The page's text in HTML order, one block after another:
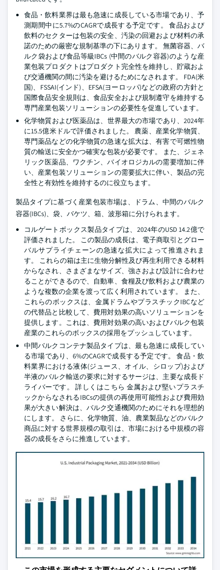
食品・飲料業界は最も急速に成長している市場であり、予
測期間中に5.7%のCAGRで成長する予定です。 食品および
飲料のセクターは包装の安全、汚染の回避および材料の承
諾のための厳密な規制基準の下にあります。 無菌容器、バ
ルク袋および食品等級IBCs (中間のバルク容器)のような産
業包装プロダクトはプロダクト完全性を維持し、貯蔵およ
び交通機関の間に汚染を避けるためになされます。 FDA(米
国)、FSSAI(インド)、EFSA(ヨーロッパ)などの政府の方針と
国際食品安全規則は、食品安全および規制遵守を維持する
専門産業包装ソリューションの必要性を促進しています。
化学物質および医薬品は、世界最大の市場であり、2024年
に15.5億米ドルで評価されました。 農薬、産業化学物質、
専門薬品などの化学物質の急速な拡大は、有害で可燃性物
質の輸送に安全かつ確実な包装が必要です。 また、ジェネ
リック医薬品、ワクチン、バイオロジカルの需要増加に伴
い、産業包装ソリューションの需要拡大に伴い、製品の完
全性と有効性を維持するのに役立ちます。
製品タイプに基づく産業包装市場は、ドラム、中間のバルク
容器(IBCs)、袋、バケツ、箱、波形箱に分けられます。
コルゲートボックス製品タイプは、2024年のUSD 14.2億で
評価されました。 この製品の成長は、電子商取引とグロー
バルサプライチェーンの急速な拡大によって推進されま
す。 これらの箱は主に生物分解性及び再生利用できる材料
からなされ、さまざまなサイズ、強さおよび設計に合わせ
ることができるので、自動車、食糧及び飲料および農業の
ような複数の企業を渡って広く利用されています。 また、
これらのボックスは、金属ドラムやプラスチックIBCなど
の代替品と比較して、費用対効果の高いソリューションを
提供します。これは、費用対効果の高いおよびバルク包装
産業のこれらのボックスの採用をプッシュしています。
中間バルクコンテナ製品タイプは、最も急速に成長してい
る市場であり、6%のCAGRで成長する予定です。 食品・飲
料業界における液体(ジュース、オイル、シロップ)および
半液のバルク輸送の要求に対するサージは、主要な成長ド
ライバーです。 詳しくはこちら 金属および堅いプラスチ
ックからなされるIBCsの提供の再使用可能性および費用効
果が大きい解決は、バルク交通機関のためにそれを理想的
にします。 さらに、化学物質、油、農業製品などのバルク
商品に対する世界規模の取引は、市場における中規模の容
器の成長をさらに推進しています。